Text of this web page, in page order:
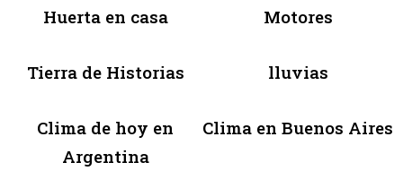
Huerta en casa Motores
Tierra de Historias lluvias
Clima de hoy en
Argentina
Clima en Buenos Aires